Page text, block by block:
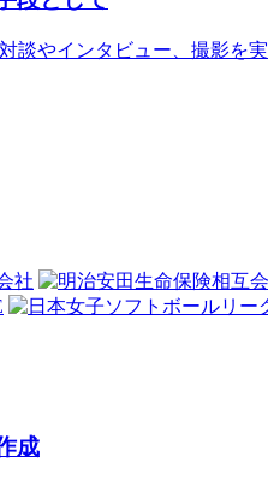
やインタビュー、撮影を
成